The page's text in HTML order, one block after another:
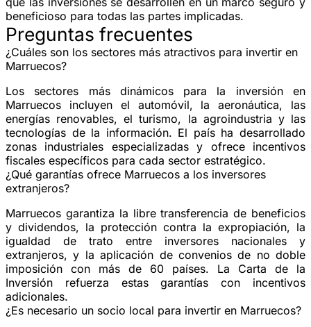
beneficioso para todas las partes implicadas.
Preguntas frecuentes
¿Cuáles son los sectores más atractivos para invertir en
Marruecos?
Los sectores más dinámicos para la inversión en
Marruecos incluyen el automóvil, la aeronáutica, las
energías renovables, el turismo, la agroindustria y las
tecnologías de la información. El país ha desarrollado
zonas industriales especializadas y ofrece incentivos
fiscales específicos para cada sector estratégico.
¿Qué garantías ofrece Marruecos a los inversores
extranjeros?
Marruecos garantiza la libre transferencia de beneficios
y dividendos, la protección contra la expropiación, la
igualdad de trato entre inversores nacionales y
extranjeros, y la aplicación de convenios de no doble
imposición con más de 60 países. La Carta de la
Inversión refuerza estas garantías con incentivos
adicionales.
¿Es necesario un socio local para invertir en Marruecos?